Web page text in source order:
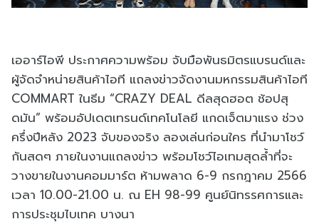
เออาร์ไอพี ประกาศความพร้อม จับมือพันธมิตรแบรนด์และ
ผู้จัดจำหน่ายสินค้าไอที แถลงข่าวจัดงานมหกรรมสินค้าไอที
COMMART ในธีม “CRAZY DEAL ดีลสุดฮอต ช้อปสุ
ดมัน” พร้อมอัปเดตเทรนด์เทคโนโลยี แกดเจ็ตมาแรง ช่วง
ครึ่งปีหลัง 2023 จับของจริง ลองเล่นก่อนใคร ที่นำมาโชว์
กันสดๆ ภายในงานแถลงข่าว พร้อมโชว์ไอเทมสุดล้ำที่จะ
วางขายในงานคอมมาร์ต ห้ามพลาด 6-9 กรกฎาคม 2566
เวลา 10.00-21.00 น. ณ EH 98-99 ศูนย์นิทรรศการและ
การประชุมไบเทค บางนา